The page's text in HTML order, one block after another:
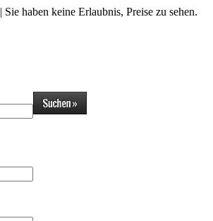
| Sie haben keine Erlaubnis, Preise zu sehen.